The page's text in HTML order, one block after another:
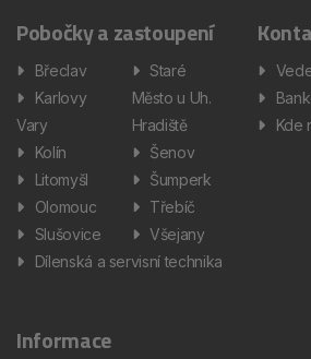
Pobočky a zastoupení
Břeclav
Karlovy
Vary
Kolín
Litomyšl
Olomouc
Slušovice
Staré
Město u Uh.
Hradiště
Šenov
Šumperk
Třebíč
Všejany
Dílenská a servisní technika
Kde
Informace